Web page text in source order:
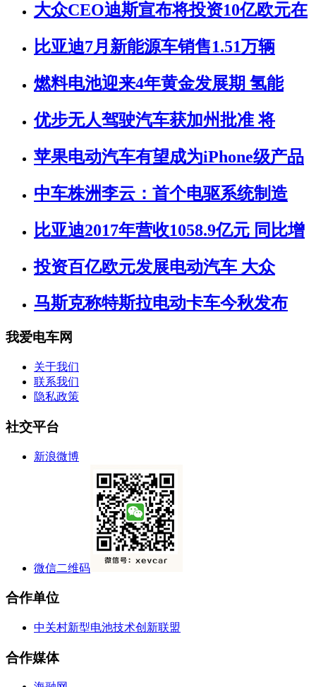
大众CEO迪斯宣布将投资10亿欧元在
比亚迪7月新能源车销售1.51万辆
燃料电池迎来4年黄金发展期 氢能
优步无人驾驶汽车获加州批准 将
苹果电动汽车有望成为iPhone级产品
中车株洲李云：首个电驱系统制造
比亚迪2017年营收1058.9亿元 同比增
投资百亿欧元发展电动汽车 大众
马斯克称特斯拉电动卡车今秋发布
我爱电车网
关于我们
联系我们
隐私政策
社交平台
新浪微博
微信二维码
合作单位
中关村新型电池技术创新联盟
合作媒体